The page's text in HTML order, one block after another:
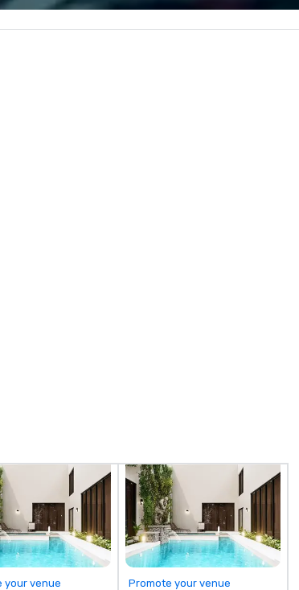
corporate, cultural and
entertainment clients.
your venue Promote your venue